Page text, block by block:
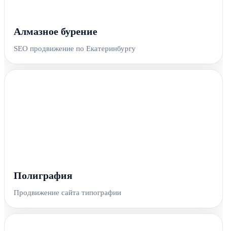
Алмазное бурение
SEO продвижение по Екатеринбургу
Полиграфия
Продвижение сайта типографии